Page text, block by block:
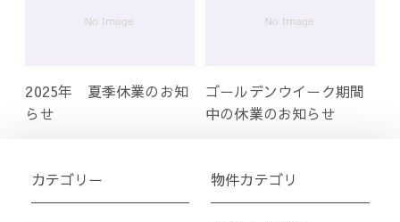
2025年 夏季休業のお知
らせ
ゴールデンウイーク期間
中の休業のお知らせ
カテゴリー 物件カテゴリ